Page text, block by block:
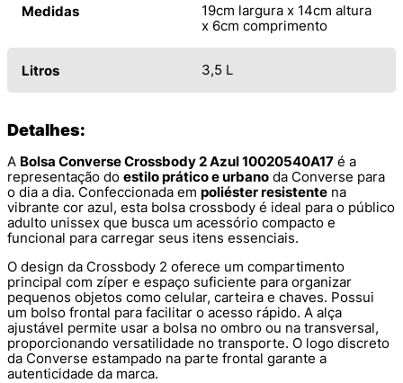
Medidas
19cm largura x 14cm altura
x 6cm comprimento
Litros 3,5 L
Detalhes:
A Bolsa Converse Crossbody 2 Azul 10020540A17 é a
representação do estilo prático e urbano da Converse para
o dia a dia. Confeccionada em poliéster resistente na
vibrante cor azul, esta bolsa crossbody é ideal para o público
adulto unissex que busca um acessório compacto e
funcional para carregar seus itens essenciais.
O design da Crossbody 2 oferece um compartimento
principal com zíper e espaço suficiente para organizar
pequenos objetos como celular, carteira e chaves. Possui
um bolso frontal para facilitar o acesso rápido. A alça
ajustável permite usar a bolsa no ombro ou na transversal,
proporcionando versatilidade no transporte. O logo discreto
da Converse estampado na parte frontal garante a
autenticidade da marca.